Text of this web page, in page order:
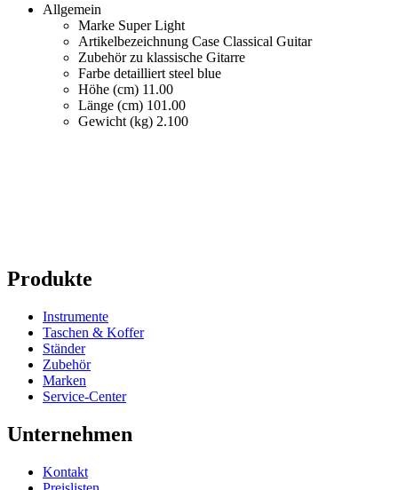
Allgemein
Marke Super Light
Artikelbezeichnung Case Classical Guitar
Zubehör zu klassische Gitarre
Farbe detailliert steel blue
Höhe (cm) 11.00
Länge (cm) 101.00
Gewicht (kg) 2.100
Produkte
Instrumente
Taschen & Koffer
Ständer
Zubehör
Marken
Service-Center
Unternehmen
Kontakt